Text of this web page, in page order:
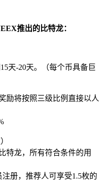
推出的比特龙：
天-20天。（每个币具备巨
励将按照三级比例直接以人
特龙，所有符合条件的用
册，推荐人可享受1.5枚的